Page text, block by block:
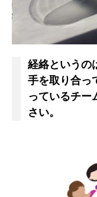
経絡というの
手を取り合っ
っているチー
さい。